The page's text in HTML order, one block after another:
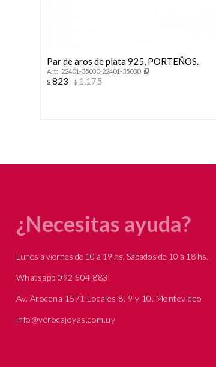
Par de aros de plata 925, PORTEÑOS.
22401-35030-22401-35030
$ 823 $1.175
¿Necesitas ayuda?
Lunes a viernes de 10 a 19 hs, Sábados de 10 a 18 hs.
Whatsapp 092 504 883
Av. Arocena 1571 Locales 8, 9 y 10, Montevideo
info@verocajoyas.com.uy